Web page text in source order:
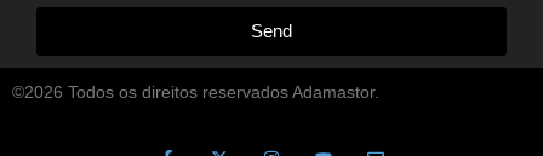
Send
©2026 Todos os direitos reservados Adamastor.